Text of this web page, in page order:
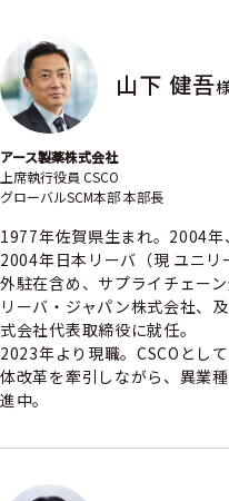
山下 健吾
アース製薬株式会社
上席執行役員 CSCO
グローバルSCM本部 本部長
1977年佐賀県生まれ。2004年
2004年日本リーバ（現 ユニ
外駐在含め、サプライチェー
リーバ・ジャパン株式会社、
式会社代表取締役に就任。
2023年より現職。CSCOとし
体改革を牽引しながら、異業
進中。